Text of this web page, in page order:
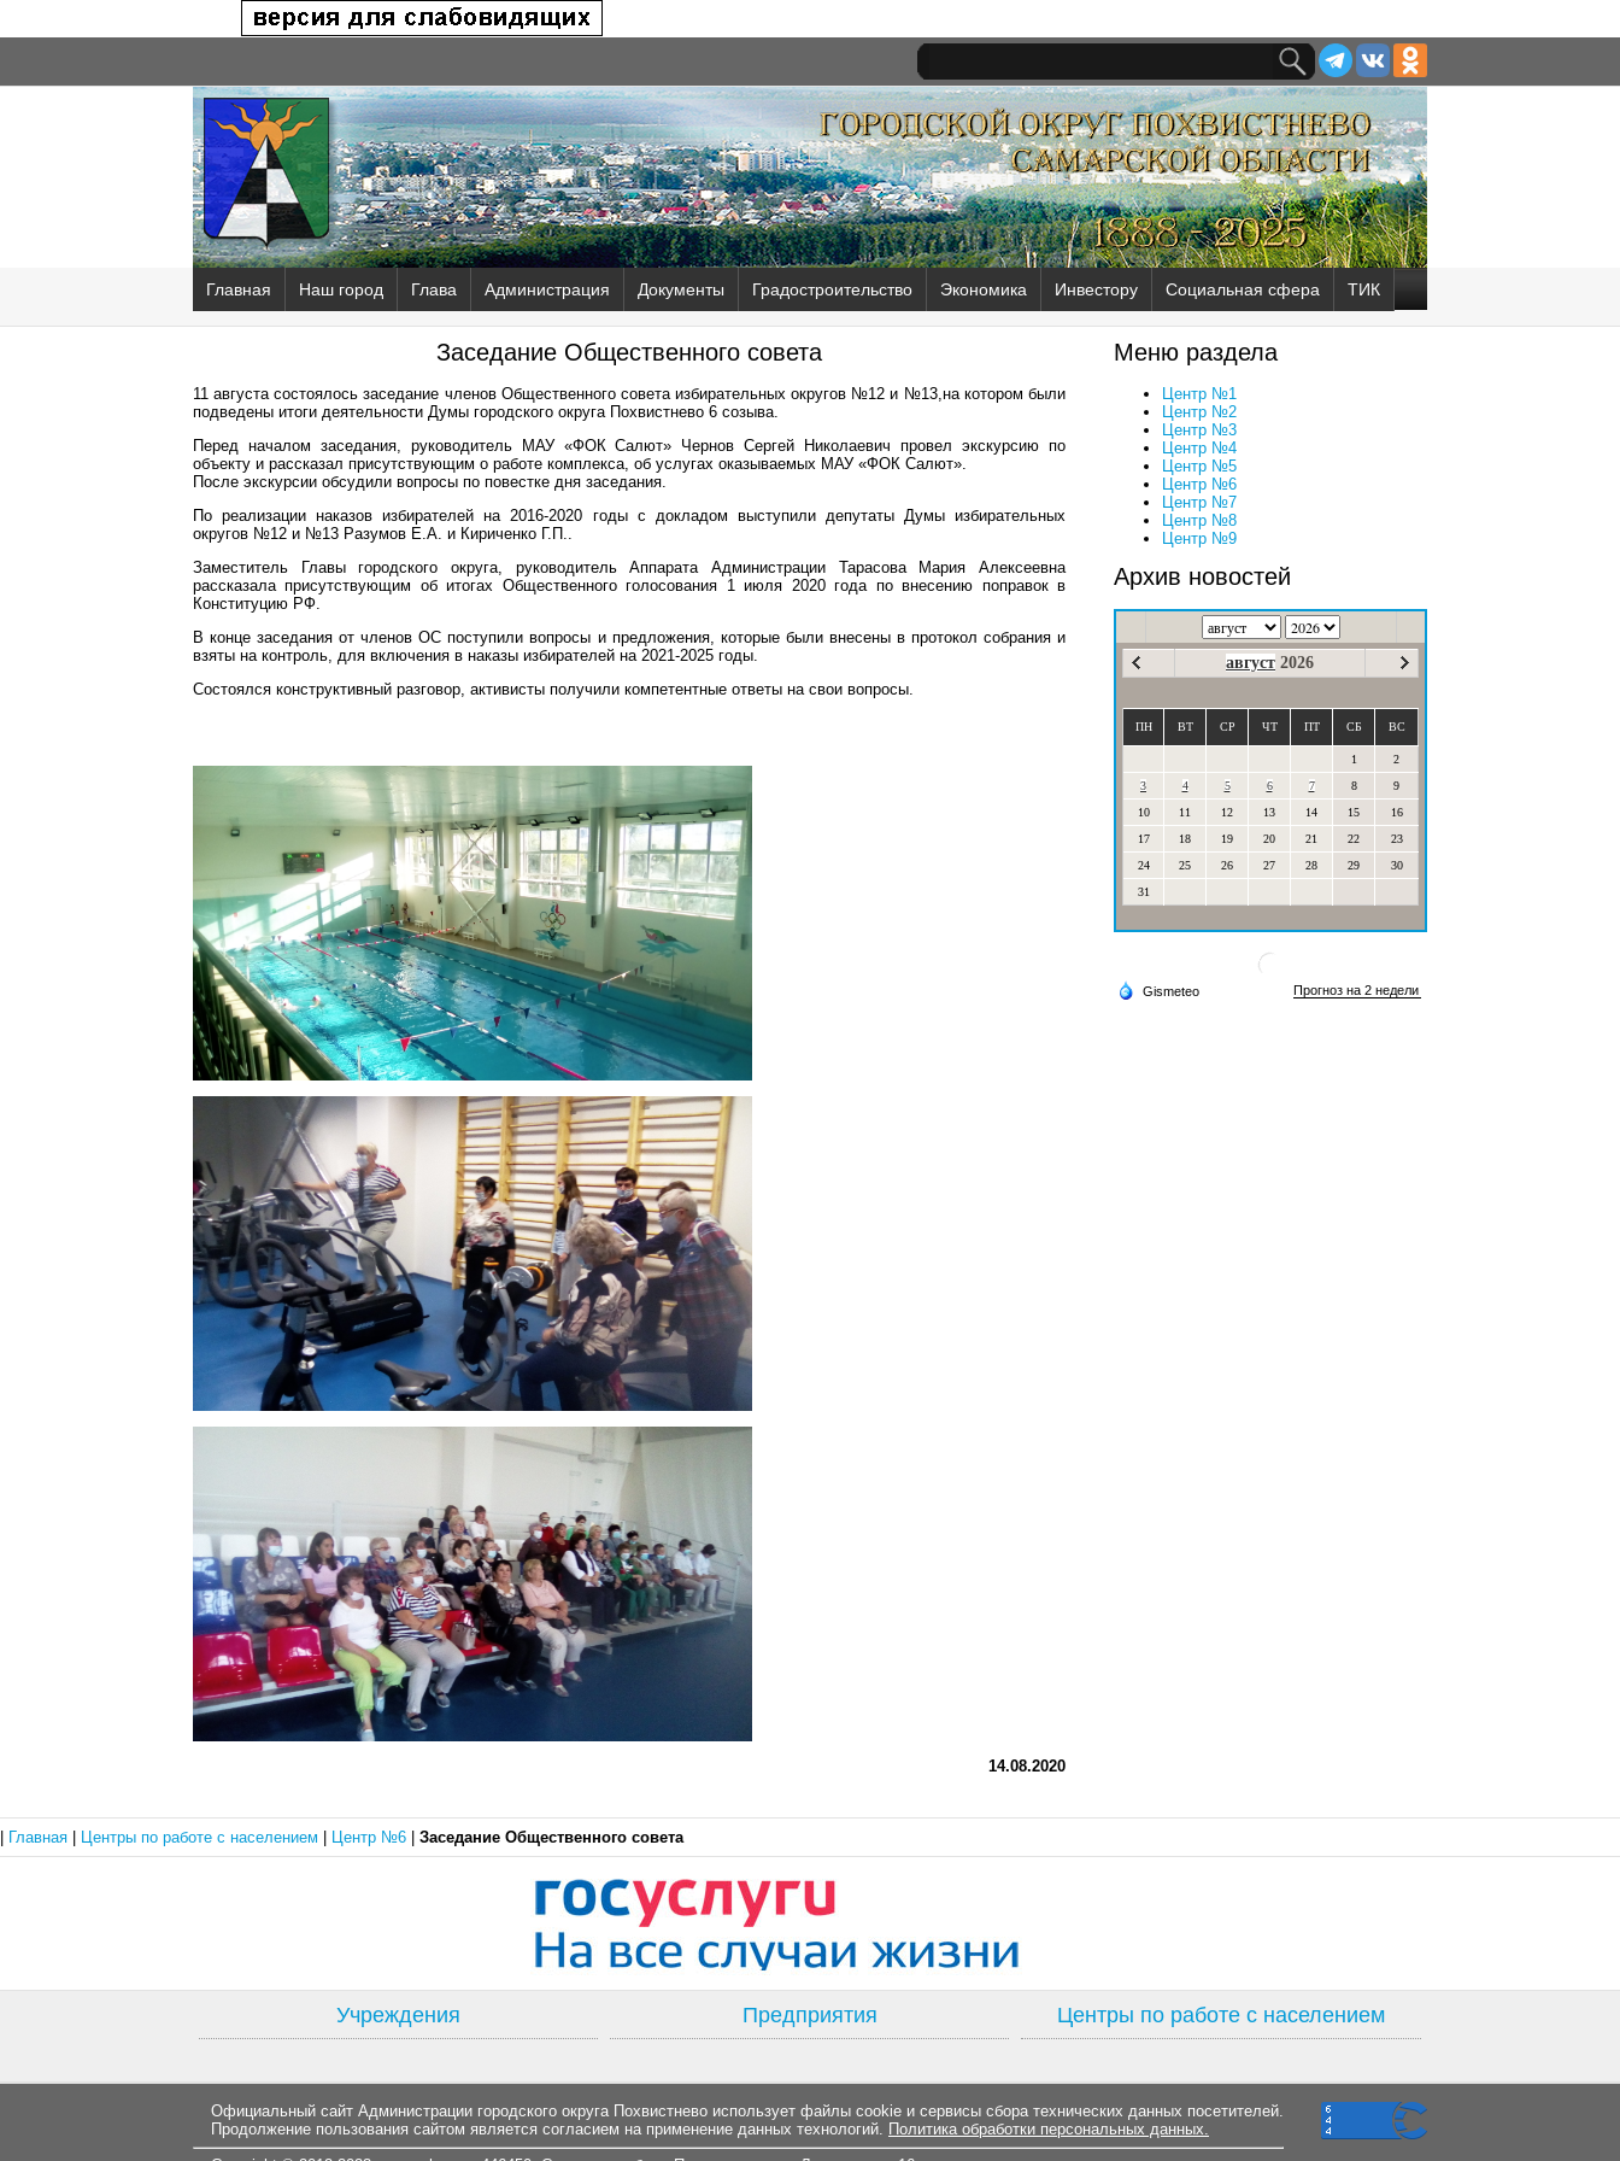
Главная Наш город Глава Администрация Документы Градостроительство Экономика Инвестору Социальная сфера ТИК
Заседание Общественного совета
11 августа состоялось заседание членов Общественного совета избирательных округов №12 и №13,на котором были
подведены итоги деятельности Думы городского округа Похвистнево 6 созыва.
Перед началом заседания, руководитель МАУ «ФОК Салют» Чернов Сергей Николаевич провел экскурсию по
объекту и рассказал присутствующим о работе комплекса, об услугах оказываемых МАУ «ФОК Салют».
После экскурсии обсудили вопросы по повестке дня заседания.
По реализации наказов избирателей на 2016-2020 годы с докладом выступили депутаты Думы избирательных
округов №12 и №13 Разумов Е.А. и Кириченко Г.П..
Заместитель Главы городского округа, руководитель Аппарата Администрации Тарасова Мария Алексеевна
рассказала присутствующим об итогах Общественного голосования 1 июля 2020 года по внесению поправок в
Конституцию РФ.
В конце заседания от членов ОС поступили вопросы и предложения, которые были внесены в протокол собрания и
взяты на контроль, для включения в наказы избирателей на 2021-2025 годы.
Состоялся конструктивный разговор, активисты получили компетентные ответы на свои вопросы.
14.08.2020
Меню раздела
Центр №1
Центр №2
Центр №3
Центр №4
Центр №5
Центр №6
Центр №7
Центр №8
Центр №9
Архив новостей
август 2026
ПН ВТ СР ЧТ ПТ СБ ВС
1
2
3
4 5 6 7 8
9
10
11 12 13 14 15
16
17
18 19 20 21 22
23
24
25 26 27 28 29
30
31
Главная Центры по работе с населением Центр №6 Заседание Общественного совета
Учреждения Предприятия Центры по работе с населением
Официальный сайт Администрации городского округа Похвистнево использует файлы cookie и сервисы сбора технических данных посетителей.
Продолжение пользования сайтом является согласием на применение данных технологий. Политика обработки персональных данных.